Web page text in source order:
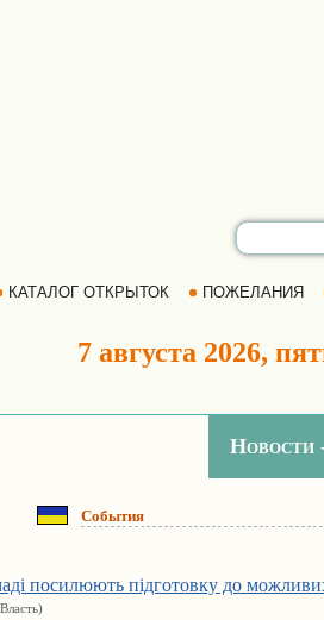
КАТАЛОГ ОТКРЫТОК ПОЖЕЛАНИЯ
7 августа 2026,
Новости
События
посилюють підготовку до